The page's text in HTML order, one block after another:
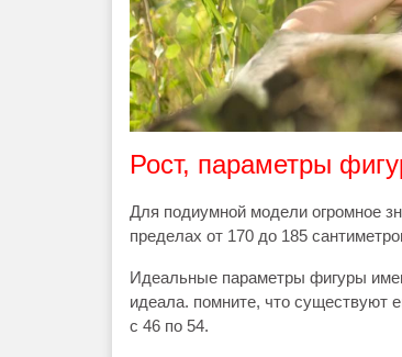
Рост, параметры
Для подиумной модели огромное
пределах от 170 до 185
Идеальные параметры фигуры
идеала. помните, что существуют
с 46 по 54.